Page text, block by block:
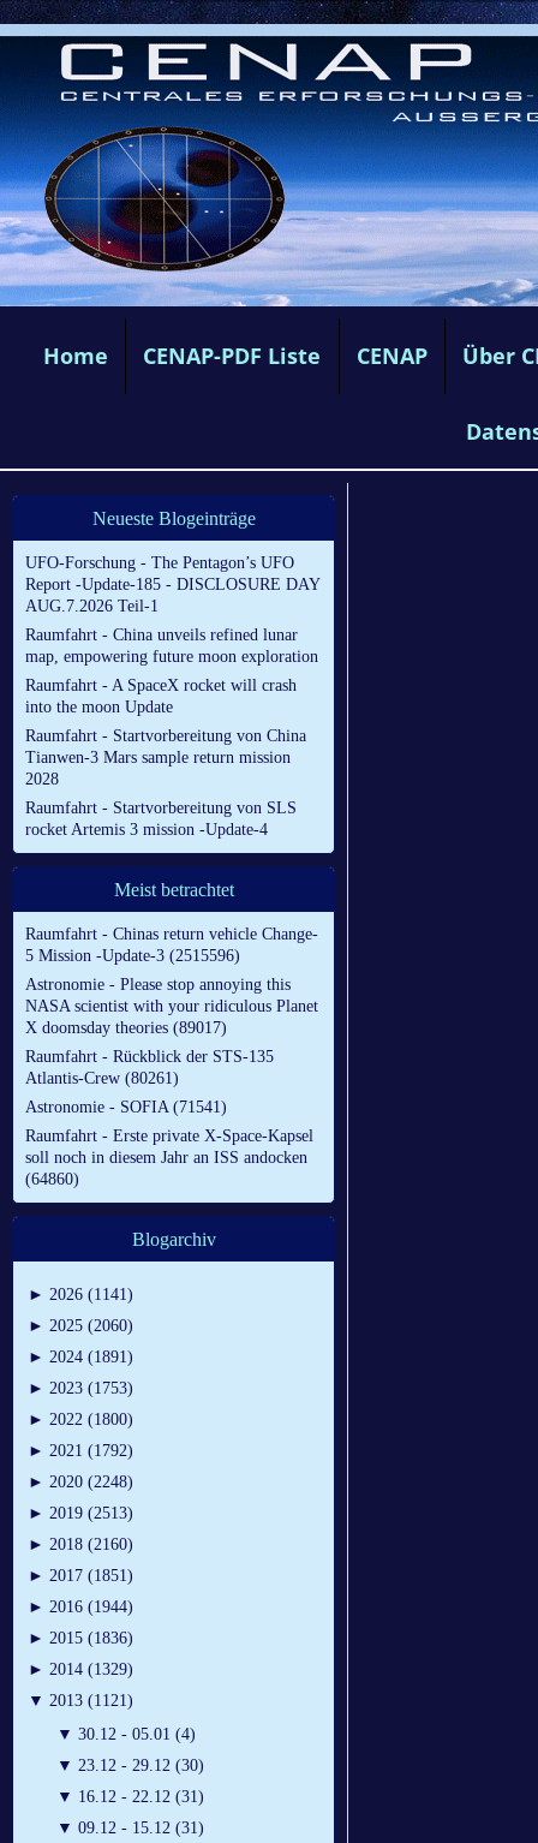
Home CENAP-PDF Liste CENAP Über
Neueste Blogeinträge
UFO-Forschung - The Pentagon’s UFO
Report -Update-185 - DISCLOSURE DAY
AUG.7.2026 Teil-1
Raumfahrt - China unveils refined lunar
map, empowering future moon exploration
Raumfahrt - A SpaceX rocket will crash
into the moon Update
Raumfahrt - Startvorbereitung von China
Tianwen-3 Mars sample return mission
2028
Raumfahrt - Startvorbereitung von SLS
rocket Artemis 3 mission -Update-4
Meist betrachtet
Raumfahrt - Chinas return vehicle Change-
5 Mission -Update-3 (2515596)
Astronomie - Please stop annoying this
NASA scientist with your ridiculous Planet
X doomsday theories (89017)
Raumfahrt - Rückblick der STS-135
Atlantis-Crew (80261)
Astronomie - SOFIA (71541)
Raumfahrt - Erste private X-Space-Kapsel
soll noch in diesem Jahr an ISS andocken
(64860)
Blogarchiv
► 2026 (1141)
► 2025 (2060)
► 2024 (1891)
► 2023 (1753)
► 2022 (1800)
► 2021 (1792)
► 2020 (2248)
► 2019 (2513)
► 2018 (2160)
► 2017 (1851)
► 2016 (1944)
► 2015 (1836)
► 2014 (1329)
▼ 2013 (1121)
▼ 30.12 - 05.01 (4)
▼ 23.12 - 29.12 (30)
▼ 16.12 - 22.12 (31)
▼ 09.12 - 15.12 (31)